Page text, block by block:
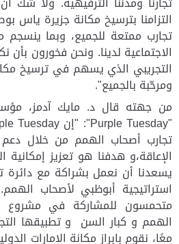
التزامنا بترسيخ مكانة جزيرة
تجارب ممتعة للجميع، وبما ينسجم
الاجتماعية لدينا. ونحن فخورون
التجريبي الذي يسهم في ترسيخ
ومرحّبة بالجميع".
من جهته قال د. مايك آدمز،
"
Purple Tuesday": "إن Tuesday
تجارب أصحاب الهمم من خلال
الإعاقة،و هدفنا هو تعزيز
يسعدنا أن نعمل بشراكة مع دائرة
استراتيجية أبوظبي لأصحاب
متحمسون للمشاركة في مشروع
الهمم و كبار السن و تطبيقها
معًا، نقوم بابراز مكانة الامارات